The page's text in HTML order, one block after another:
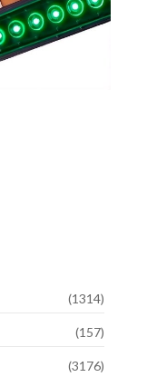
(1314)
(157)
(3176)